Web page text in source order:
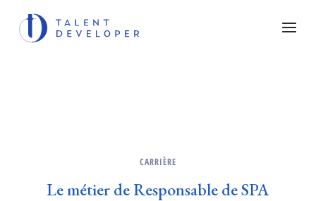
CARRIÈRE
Le métier de Responsable de SPA